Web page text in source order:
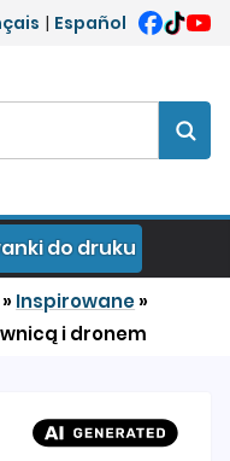
| Español
do druku
» Inspirowane»
i dronem